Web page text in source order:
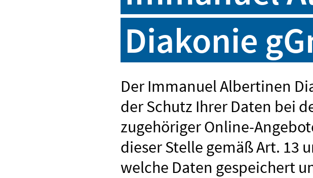
Diakonie
Der Immanuel Albertinen
der Schutz Ihrer Daten bei
zugehöriger Online-
dieser Stelle gemäß Art. 13
welche Daten gespeichert